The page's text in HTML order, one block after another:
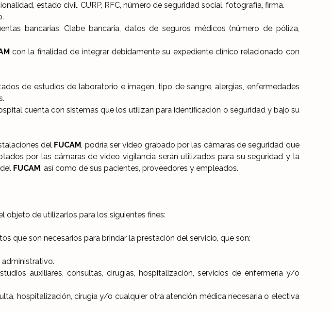
estado civil, CURP, RFC, número de seguridad social, fotografía, firma.
bancarias, Clabe bancaria, datos de seguros médicos (número de póliza,
con la finalidad de integrar debidamente su expediente clínico relacionado con
de estudios de laboratorio e imagen, tipo de sangre, alergias, enfermedades
cuenta con sistemas que los utilizan para identificación o seguridad y bajo su
del FUCAM, podría ser video grabado por las cámaras de seguridad que
por las cámaras de video vigilancia serán utilizados para su seguridad y la
FUCAM, así como de sus pacientes, proveedores y empleados.
objeto de utilizarlos para los siguientes fines:
que son necesarios para brindar la prestación del servicio, que son:
auxiliares, consultas, cirugías, hospitalización, servicios de enfermería y/o
hospitalización, cirugía y/o cualquier otra atención médica necesaria o electiva